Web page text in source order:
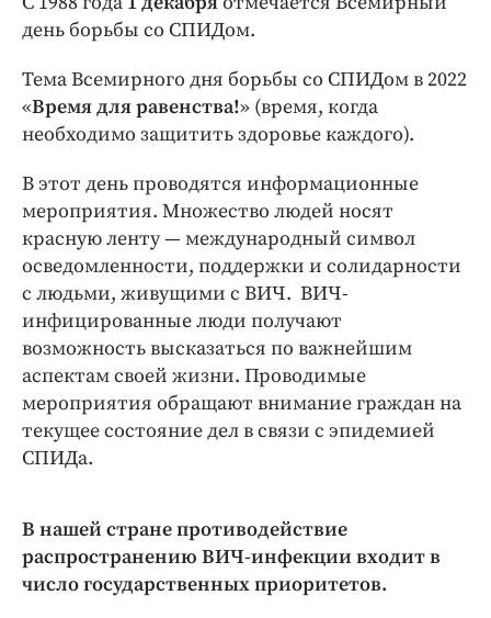
ПРОЕКТЫ
Блоги
Издания
Интересное чтиво
Клиника года
Бренд года
Работодатель года
день борьбы со СПИДом.
Тема Всемирного дня борьбы со СПИДом в 2022
«Время для равенства!» (время, когда
необходимо защитить здоровье каждого).
В этот день проводятся информационные
мероприятия. Множество людей носят
красную ленту — международный символ
осведомленности, поддержки и солидарности
с людьми, живущими с ВИЧ. ВИЧ-
инфицированные люди получают
возможность высказаться по важнейшим
аспектам своей жизни. Проводимые
мероприятия обращают внимание граждан на
текущее состояние дел в связи с эпидемией
СПИДа.
В нашей стране противодействие
распространению ВИЧ-инфекции входит в
число государственных приоритетов.